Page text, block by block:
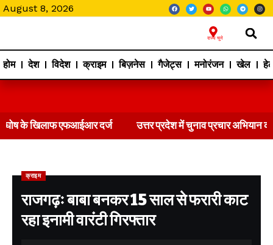
August 8, 2026
राज्य चुने
होम देश विदेश क्राइम बिज़नेस गैजेट्स मनोरंजन खेल
एफआईआर दर्ज उत्तर प्रदेश में चुनाव प्रचार अभियान को गति
क्राइम
राजगढ़ः बाबा बनकर 15 साल से फरारी काट
रहा इनामी वारंटी गिरफ्तार